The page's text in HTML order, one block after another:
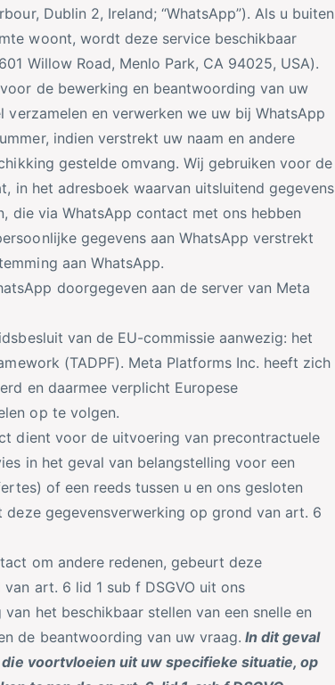
Dublin 2, Ireland; “WhatsApp”). Als u buiten
woont, wordt deze service beschikbaar
Willow Road, Menlo Park, CA 94025, USA).
de bewerking en beantwoording van uw
en verwerken we uw bij WhatsApp
indien verstrekt uw naam en andere
gestelde omvang. Wij gebruiken voor de
in het adresboek waarvan uitsluitend gegevens
die via WhatsApp contact met ons hebben
gegevens aan WhatsApp verstrekt
aan WhatsApp.
doorgegeven aan de server van Meta
van de EU-commissie aanwezig: het
(TADPF). Meta Platforms Inc. heeft zich
en daarmee verplicht Europese
op te volgen.
dient voor de uitvoering van precontractuele
in het geval van belangstelling voor een
of een reeds tussen u en ons gesloten
gegevensverwerking op grond van art. 6
om andere redenen, gebeurt deze
art. 6 lid 1 sub f DSGVO uit ons
het beschikbaar stellen van een snelle en
de beantwoording van uw vraag. In dit geval
voortvloeien uit uw specifieke situatie, op